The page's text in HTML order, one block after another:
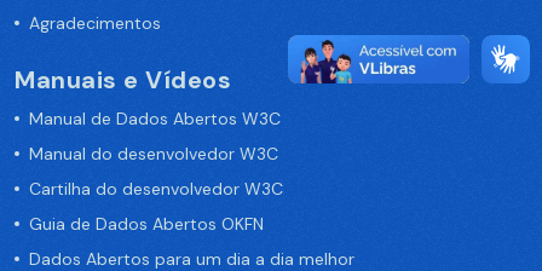
Agradecimentos
Manuais e Vídeos
Manual de Dados Abertos W3C
Manual do desenvolvedor W3C
Cartilha do desenvolvedor W3C
Guia de Dados Abertos OKFN
Dados Abertos para um dia a dia melhor